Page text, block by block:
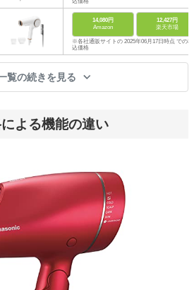
14,080円
Amazon
12,427円
楽天市場
※各社通販サイトの 2025年06月17日時点 での税
込価格
覧の続きを見る
よる機能の違い